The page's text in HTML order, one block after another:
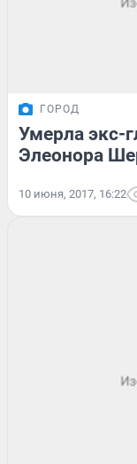
ГОРОД
Умерла экс-
Элеонора
10 июня, 2017, 16:22